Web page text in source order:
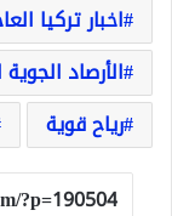
اخبار تركيا
الأرصاد
رياح قوية